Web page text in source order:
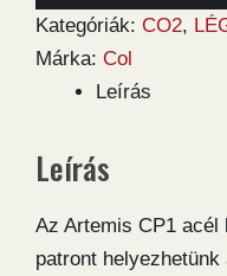
M
4,5
légpisztoly
Kategóriák: CO2,
Márka: Col
Leírás
Leírás
Az Artemis CP1 acél
patront